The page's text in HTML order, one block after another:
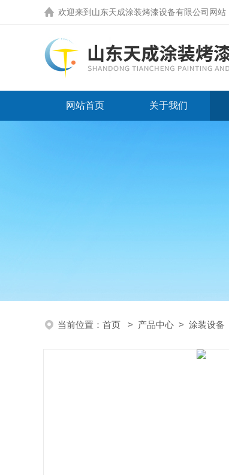
欢迎来到 山东天成涂装烤漆设备有限公司网站
网站首页 关于我们
当前位置： 首页 > 产品中心 > 涂装设备